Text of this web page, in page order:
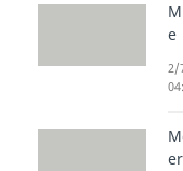
im
die
e
2/